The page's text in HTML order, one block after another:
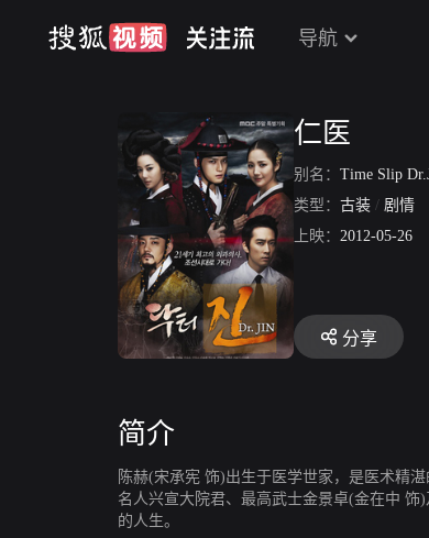
导航
仁医
别名： Time Slip
类型： 古装 / 剧情
上映： 2012-05-26
分享
简介
陈赫(宋承宪 饰)出生于医学世家，是医术精
名人兴宣大院君、最高武士金景卓(金在中
的人生。